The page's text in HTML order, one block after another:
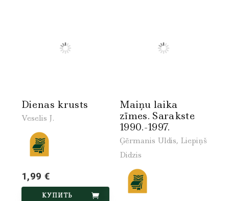
Dienas krusts
Veselis J.
1,99 €
КУПИТЬ
Maiņu laika
zīmes. Sarakste
1990.-1997.
Ģērmanis Uldis, Liepiņš
Didzis